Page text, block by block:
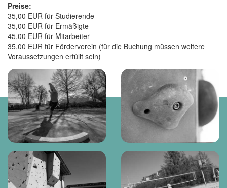
Preise:
35,00 EUR für Studierende
35,00 EUR für Ermäßigte
45,00 EUR für Mitarbeiter
35,00 EUR für Förderverein (für die Buchung müssen weitere
Voraussetzungen erfüllt sein)